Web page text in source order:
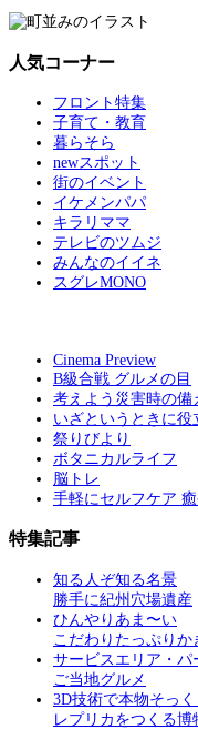
人気コーナー
フロント特集
子育て・教育
暮らそら
newスポット
街のイベント
イケメンパパ
キラリママ
テレビのツムジ
みんなのイイネ
スグレMONO
Cinema Preview
B級合戦 グルメの目
考えよう災害時の備
いざというときに役
祭りびより
ボタニカルライフ
脳トレ
手軽にセルフケア
特集記事
知る人ぞ知る名景
勝手に紀州穴場遺産
ひんやりあま〜い
こだわりたっぷりか
サービスエリア・
ご当地グルメ
3D技術で本物そっく
レプリカをつくる博